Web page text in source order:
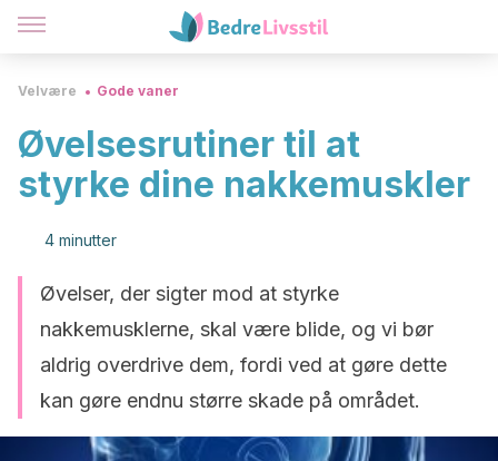
Velvære Gode vaner
Øvelsesrutiner til at
styrke dine nakkemuskler
4 minutter
Øvelser, der sigter mod at styrke
nakkemusklerne, skal være blide, og vi bør
aldrig overdrive dem, fordi ved at gøre dette
kan gøre endnu større skade på området.